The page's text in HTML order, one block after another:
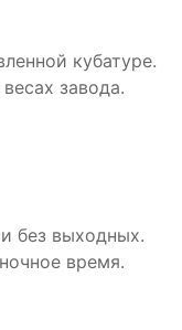
кубатуре.
завода.
без выходных.
время.